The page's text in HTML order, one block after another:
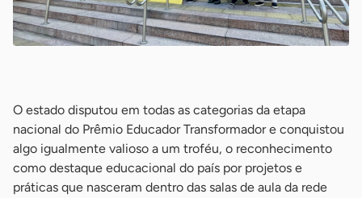
O estado disputou em todas as categorias da etapa
nacional do Prêmio Educador Transformador e conquistou
algo igualmente valioso a um troféu, o reconhecimento
como destaque educacional do país por projetos e
práticas que nasceram dentro das salas de aula da rede